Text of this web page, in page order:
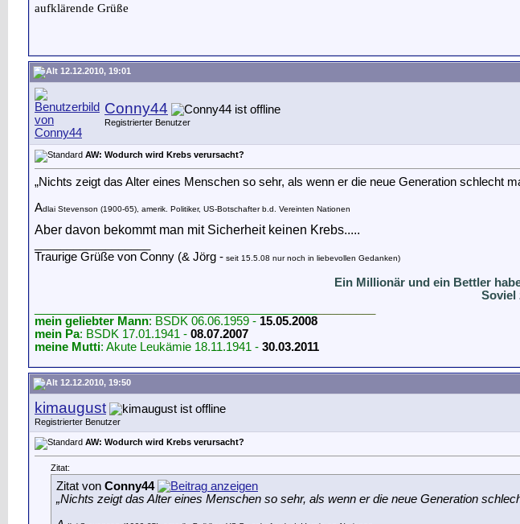
aufklärende Grüße
12.12.2010, 19:01
Conny44
Registrierter Benutzer
AW: Wodurch wird Krebs verursacht?
„Nichts zeigt das Alter eines Menschen so sehr, als wenn er die neue Generation schlecht
Adlai Stevenson (1900-65), amerik. Politiker, US-Botschafter b.d. Vereinten Nationen
Aber davon bekommt man mit Sicherheit keinen Krebs.....
Traurige Grüße von Conny (& Jörg - seit 15.5.08 nur noch in liebevollen Gedanken)
Ein Millionär und ein Bettler
Soviel
mein geliebter Mann: BSDK 06.06.1959 - 15.05.2008
mein Pa: BSDK 17.01.1941 - 08.07.2007
meine Mutti: Akute Leukämie 18.11.1941 - 30.03.2011
12.12.2010, 19:50
kimaugust
Registrierter Benutzer
AW: Wodurch wird Krebs verursacht?
Zitat:
Zitat von Conny44
„Nichts zeigt das Alter eines Menschen so sehr, als wenn er die neue Generation